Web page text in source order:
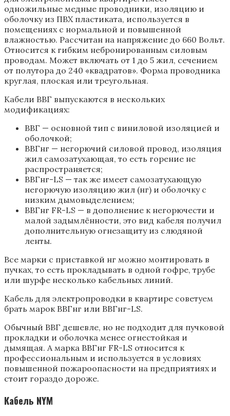
одножильные медные проводники, изоляцию и
оболочку из ПВХ пластиката, используется в
помещениях с нормальной и повышенной
влажностью. Рассчитан на напряжение до 660 Вольт.
Относится к гибким небронированным силовым
проводам. Может включать от 1 до 5 жил, сечением
от полутора до 240 «квадратов». Форма проводника
круглая, плоская или треугольная.
Кабели ВВГ выпускаются в нескольких
модификациях:
ВВГ — основной тип с виниловой изоляцией и
оболочкой;
ВВГнг — негорючий силовой провод, изоляция
жил самозатухающая, то есть горение не
распространяется;
ВВГнг-LS — так же имеет самозатухающую
негорючую изоляцию жил (нг) и оболочку с
низким дымовыделением;
ВВГнг FR-LS — в дополнение к негорючести и
малой задымлённости, это вид кабеля получил
дополнительную огнезащиту из слюдяной
ленты.
Все марки с приставкой нг можно монтировать в
пучках, то есть прокладывать в одной гофре, трубе
или шурфе несколько кабельных линий.
Кабель для электропроводки в квартире советуем
брать марок ВВГнг или ВВГнг-LS.
Обычный ВВГ дешевле, но не подходит для пучковой
прокладки и оболочка менее огнестойкая и
дымящая. А марка ВВГнг FR-LS относится к
профессиональным и используется в условиях
повышенной пожароопасности на предприятиях и
стоит гораздо дороже.
Кабель NYM